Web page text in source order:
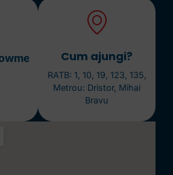
Cum ajungi?
RATB: 1, 10, 19, 123, 135,
Metrou: Dristor, Mihai
Bravu